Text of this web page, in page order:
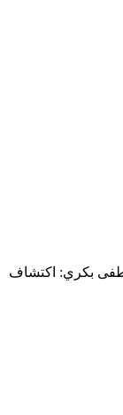
بكري: اكتشاف